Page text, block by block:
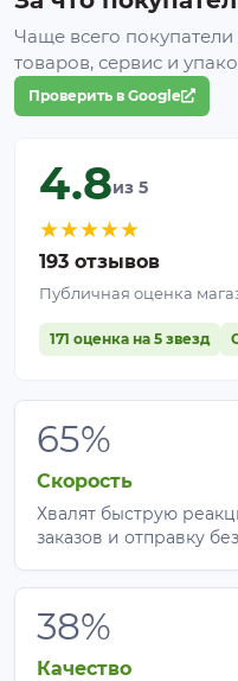
Томаты, перец,
Огурцы, кабачки,
Капуста всех видов;
Смородина,
Виноград;
Лук, чеснок;
Салаты и зелень;
Как
Agreen 50
Чаще всего покупатели
товаров, сервис и
Проверить в Google
4.8из 5
★★★★★
193 отзывов
Публичная оценка
171 оценка на 5 звезд
65%
Скорость
Хвалят быструю
заказов и отправку
38%
Качество